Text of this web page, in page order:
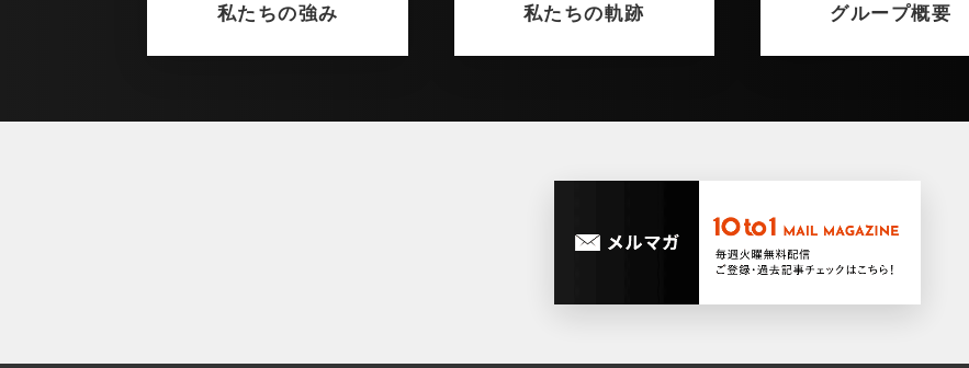
私たちの強み 私たちの軌跡 グループ概要